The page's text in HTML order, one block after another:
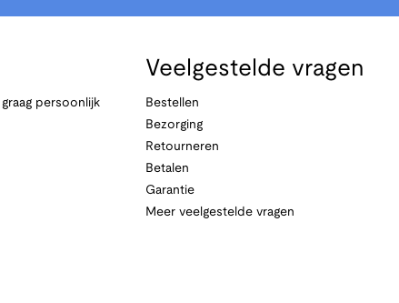
persoonlijk
Veelgestelde vragen
Bestellen
Bezorging
Retourneren
Betalen
Garantie
Meer veelgestelde vragen